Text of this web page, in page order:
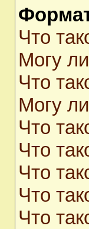
Что
Могу
Что
Могу
Что
Что
Что
Что
Что